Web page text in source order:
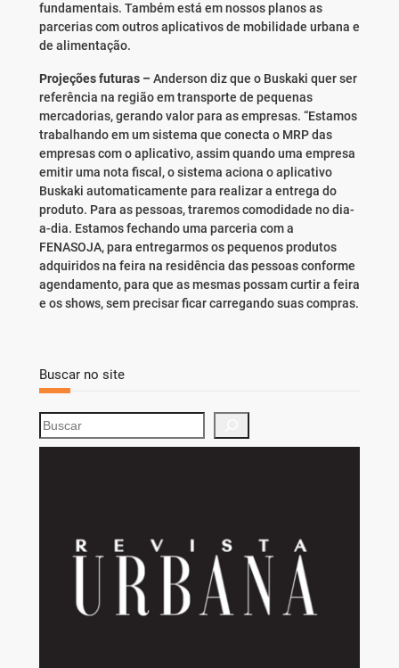
fundamentais. Também está em nossos planos as
parcerias com outros aplicativos de mobilidade urbana e
de alimentação.
Projeções futuras – Anderson diz que o Buskaki quer ser
referência na região em transporte de pequenas
mercadorias, gerando valor para as empresas. “Estamos
trabalhando em um sistema que conecta o MRP das
empresas com o aplicativo, assim quando uma empresa
emitir uma nota fiscal, o sistema aciona o aplicativo
Buskaki automaticamente para realizar a entrega do
produto. Para as pessoas, traremos comodidade no dia-
a-dia. Estamos fechando uma parceria com a
FENASOJA, para entregarmos os pequenos produtos
adquiridos na feira na residência das pessoas conforme
agendamento, para que as mesmas possam curtir a feira
e os shows, sem precisar ficar carregando suas compras.
Buscar no site
S
e